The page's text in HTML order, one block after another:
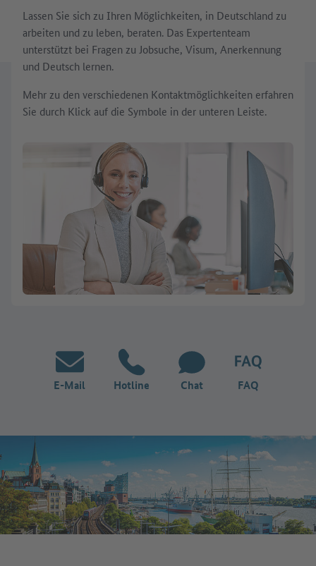
Lassen Sie sich zu Ihren Möglichkeiten, in Deutschland zu
arbeiten und zu leben, beraten. Das Expertenteam
unterstützt bei Fragen zu Jobsuche, Visum, Anerkennung
und Deutsch lernen.
Mehr zu den verschiedenen Kontaktmöglichkeiten erfahren
Sie durch Klick auf die Symbole in der unteren Leiste.
E-Mail Hotline Chat FAQ